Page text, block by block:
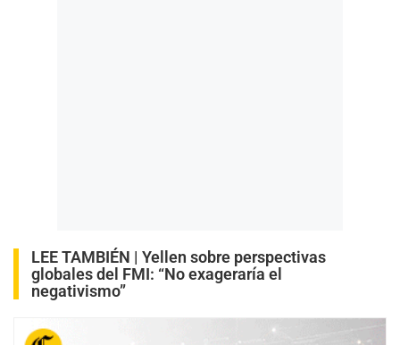
LEE TAMBIÉN | Yellen sobre perspectivas
globales del FMI: “No exageraría el
negativismo”